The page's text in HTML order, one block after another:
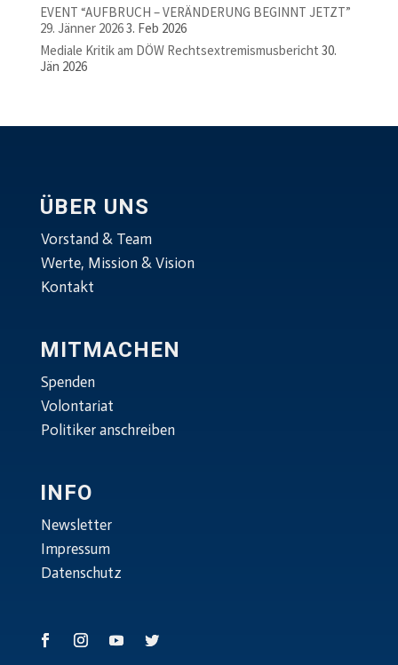
EVENT “AUFBRUCH – VERÄNDERUNG BEGINNT JETZT”
29. Jänner 20263. Feb 2026
Mediale Kritik am DÖW Rechtsextremismusbericht 30.
Jän 2026
ÜBER UNS
Vorstand & Team
Werte, Mission & Vision
Kontakt
MITMACHEN
Spenden
Volontariat
Politiker anschreiben
INFO
Newsletter
Impressum
Datenschutz